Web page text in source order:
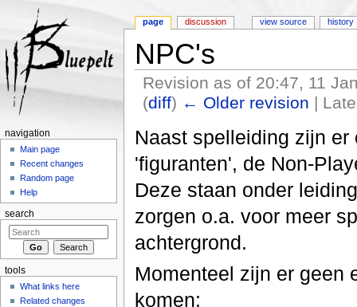
NPC's
Revision as of 20:47, 11
(diff) ← Older revision |
Naast spelleiding zijn
'figuranten', de Non-
Deze staan onder
zorgen o.a. voor meer
achtergrond.
Momenteel zijn er geen
komen:
page discussion view source history
navigation
Main page
Recent changes
Random page
Help
search
tools
What links here
Related changes